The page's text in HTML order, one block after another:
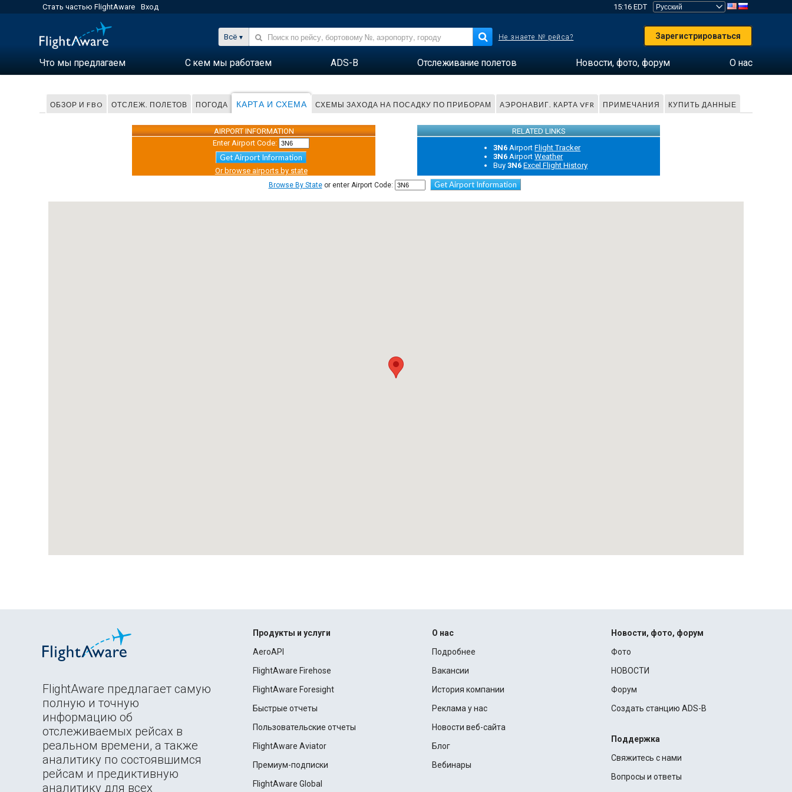
Стать частью FlightAware Вход 15:16 EDT
Всё Не знаете № рейса? Зарегистрироваться
Что мы предлагаем С кем мы работаем ADS-B Отслеживание полетов Новости, фото, форум О нас
ОБЗОР И FBO ОТСЛЕЖ. ПОЛЕТОВ ПОГОДА КАРТА И СХЕМА СХЕМЫ ЗАХОДА НА ПОСАДКУ ПО ПРИБОРАМ АЭРОНАВИГ. КАРТА VFR ПРИМЕЧАНИЯ КУПИТЬ ДАННЫЕ
AIRPORT INFORMATION
RELATED LINKS
Enter Airport Code:
Get Airport Information
Or browse airports by state
3N6 AirportFlight Tracker
3N6 AirportWeather
Buy3N6 Excel Flight History
Browse By Stateor enter Airport Code: Get Airport Information
FlightAware предлагает самую
полную и точную
информацию об
отслеживаемых рейсах в
реальном времени, а также
аналитику по состоявшимся
рейсам и предиктивную
аналитику для всех
Продукты и услуги
AeroAPI
FlightAware Firehose
FlightAware Foresight
Быстрые отчеты
Пользовательские отчеты
FlightAware Aviator
Премиум-подписки
FlightAware Global
О нас
Подробнее
Вакансии
История компании
Реклама у нас
Новости веб-сайта
Блог
Вебинары
Новости, фото, форум
Фото
НОВОСТИ
Форум
Создать станцию ADS-B
Поддержка
Свяжитесь с нами
Вопросы и ответы